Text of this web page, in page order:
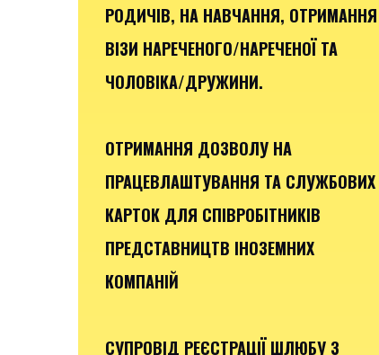
РОДИЧІВ, НА НАВЧАННЯ, ОТРИМАННЯ
ВІЗИ НАРЕЧЕНОГО/НАРЕЧЕНОЇ ТА
ЧОЛОВІКА/ДРУЖИНИ.
ОТРИМАННЯ ДОЗВОЛУ НА
ПРАЦЕВЛАШТУВАННЯ ТА СЛУЖБОВИХ
КАРТОК ДЛЯ СПІВРОБІТНИКІВ
ПРЕДСТАВНИЦТВ ІНОЗЕМНИХ
КОМПАНІЙ
СУПРОВІД РЕЄСТРАЦІЇ ШЛЮБУ З